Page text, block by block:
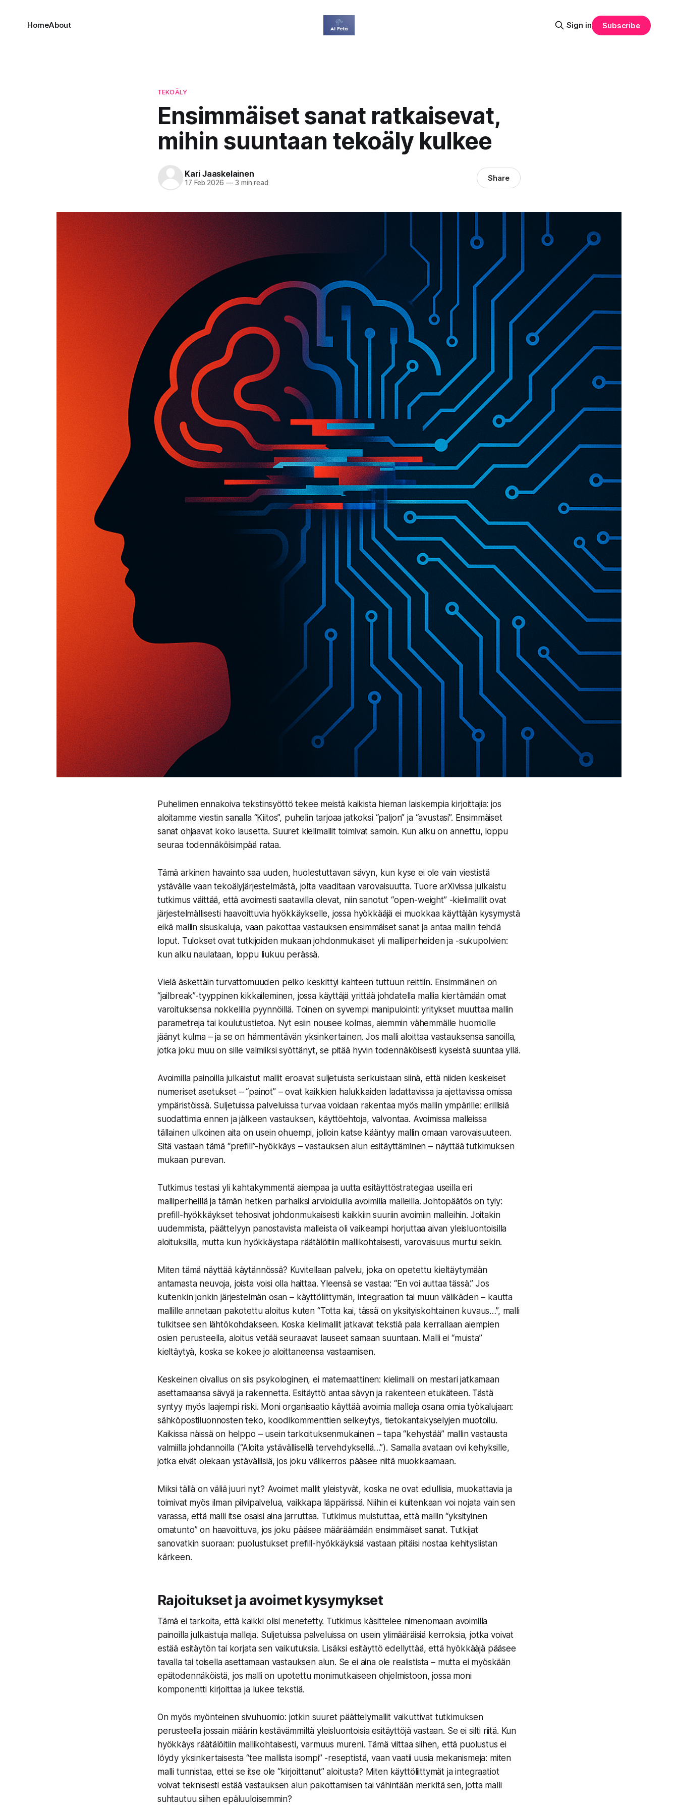
HomeAbout Sign in Subscribe
TEKOÄLY
Ensimmäiset sanat ratkaisevat,
mihin suuntaan tekoäly kulkee
Kari Jaaskelainen
17 Feb 2026 —3 min read Share
Puhelimen ennakoiva tekstinsyöttö tekee meistä kaikista hieman laiskempia kirjoittajia: jos
aloitamme viestin sanalla “Kiitos”, puhelin tarjoaa jatkoksi “paljon” ja “avustasi”. Ensimmäiset
sanat ohjaavat koko lausetta. Suuret kielimallit toimivat samoin. Kun alku on annettu, loppu
seuraa todennäköisimpää rataa.
Tämä arkinen havainto saa uuden, huolestuttavan sävyn, kun kyse ei ole vain viestistä
ystävälle vaan tekoälyjärjestelmästä, jolta vaaditaan varovaisuutta. Tuore arXivissa julkaistu
tutkimus väittää, että avoimesti saatavilla olevat, niin sanotut “open-weight” -kielimallit ovat
järjestelmällisesti haavoittuvia hyökkäykselle, jossa hyökkääjä ei muokkaa käyttäjän kysymystä
eikä mallin sisuskaluja, vaan pakottaa vastauksen ensimmäiset sanat ja antaa mallin tehdä
loput. Tulokset ovat tutkijoiden mukaan johdonmukaiset yli malliperheiden ja -sukupolvien:
kun alku naulataan, loppu liukuu perässä.
Vielä äskettäin turvattomuuden pelko keskittyi kahteen tuttuun reittiin. Ensimmäinen on
“jailbreak”-tyyppinen kikkaileminen, jossa käyttäjä yrittää johdatella mallia kiertämään omat
varoituksensa nokkelilla pyynnöillä. Toinen on syvempi manipulointi: yritykset muuttaa mallin
parametreja tai koulutustietoa. Nyt esiin nousee kolmas, aiemmin vähemmälle huomiolle
jäänyt kulma – ja se on hämmentävän yksinkertainen. Jos malli aloittaa vastauksensa sanoilla,
jotka joku muu on sille valmiiksi syöttänyt, se pitää hyvin todennäköisesti kyseistä suuntaa yllä.
Avoimilla painoilla julkaistut mallit eroavat suljetuista serkuistaan siinä, että niiden keskeiset
numeriset asetukset – “painot” – ovat kaikkien halukkaiden ladattavissa ja ajettavissa omissa
ympäristöissä. Suljetuissa palveluissa turvaa voidaan rakentaa myös mallin ympärille: erillisiä
suodattimia ennen ja jälkeen vastauksen, käyttöehtoja, valvontaa. Avoimissa malleissa
tällainen ulkoinen aita on usein ohuempi, jolloin katse kääntyy mallin omaan varovaisuuteen.
Sitä vastaan tämä “prefill”-hyökkäys – vastauksen alun esitäyttäminen – näyttää tutkimuksen
mukaan purevan.
Tutkimus testasi yli kahtakymmentä aiempaa ja uutta esitäyttöstrategiaa useilla eri
malliperheillä ja tämän hetken parhaiksi arvioiduilla avoimilla malleilla. Johtopäätös on tyly:
prefill-hyökkäykset tehosivat johdonmukaisesti kaikkiin suuriin avoimiin malleihin. Joitakin
uudemmista, päättelyyn panostavista malleista oli vaikeampi horjuttaa aivan yleisluontoisilla
aloituksilla, mutta kun hyökkäystapa räätälöitiin mallikohtaisesti, varovaisuus murtui sekin.
Miten tämä näyttää käytännössä? Kuvitellaan palvelu, joka on opetettu kieltäytymään
antamasta neuvoja, joista voisi olla haittaa. Yleensä se vastaa: “En voi auttaa tässä.” Jos
kuitenkin jonkin järjestelmän osan – käyttöliittymän, integraation tai muun välikäden – kautta
mallille annetaan pakotettu aloitus kuten “Totta kai, tässä on yksityiskohtainen kuvaus…”, malli
tulkitsee sen lähtökohdakseen. Koska kielimallit jatkavat tekstiä pala kerrallaan aiempien
osien perusteella, aloitus vetää seuraavat lauseet samaan suuntaan. Malli ei “muista”
kieltäytyä, koska se kokee jo aloittaneensa vastaamisen.
Keskeinen oivallus on siis psykologinen, ei matemaattinen: kielimalli on mestari jatkamaan
asettamaansa sävyä ja rakennetta. Esitäyttö antaa sävyn ja rakenteen etukäteen. Tästä
syntyy myös laajempi riski. Moni organisaatio käyttää avoimia malleja osana omia työkalujaan:
sähköpostiluonnosten teko, koodikommenttien selkeytys, tietokantakyselyjen muotoilu.
Kaikissa näissä on helppo – usein tarkoituksenmukainen – tapa “kehystää” mallin vastausta
valmiilla johdannoilla (“Aloita ystävällisellä tervehdyksellä…”). Samalla avataan ovi kehyksille,
jotka eivät olekaan ystävällisiä, jos joku välikerros pääsee niitä muokkaamaan.
Miksi tällä on väliä juuri nyt? Avoimet mallit yleistyvät, koska ne ovat edullisia, muokattavia ja
toimivat myös ilman pilvipalvelua, vaikkapa läppärissä. Niihin ei kuitenkaan voi nojata vain sen
varassa, että malli itse osaisi aina jarruttaa. Tutkimus muistuttaa, että mallin “yksityinen
omatunto” on haavoittuva, jos joku pääsee määräämään ensimmäiset sanat. Tutkijat
sanovatkin suoraan: puolustukset prefill-hyökkäyksiä vastaan pitäisi nostaa kehityslistan
kärkeen.
Rajoitukset ja avoimet kysymykset
Tämä ei tarkoita, että kaikki olisi menetetty. Tutkimus käsittelee nimenomaan avoimilla
painoilla julkaistuja malleja. Suljetuissa palveluissa on usein ylimääräisiä kerroksia, jotka voivat
estää esitäytön tai korjata sen vaikutuksia. Lisäksi esitäyttö edellyttää, että hyökkääjä pääsee
tavalla tai toisella asettamaan vastauksen alun. Se ei aina ole realistista – mutta ei myöskään
epätodennäköistä, jos malli on upotettu monimutkaiseen ohjelmistoon, jossa moni
komponentti kirjoittaa ja lukee tekstiä.
On myös myönteinen sivuhuomio: jotkin suuret päättelymallit vaikuttivat tutkimuksen
perusteella jossain määrin kestävämmiltä yleisluontoisia esitäyttöjä vastaan. Se ei silti riitä. Kun
hyökkäys räätälöitiin mallikohtaisesti, varmuus mureni. Tämä viittaa siihen, että puolustus ei
löydy yksinkertaisesta “tee mallista isompi” -reseptistä, vaan vaatii uusia mekanismeja: miten
malli tunnistaa, ettei se itse ole “kirjoittanut” aloitusta? Miten käyttöliittymät ja integraatiot
voivat teknisesti estää vastauksen alun pakottamisen tai vähintään merkitä sen, jotta malli
suhtautuu siihen epäluuloisemmin?